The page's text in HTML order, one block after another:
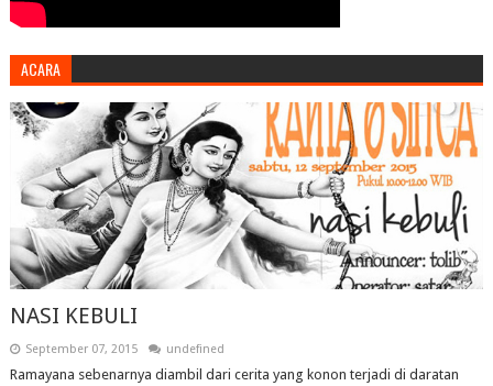
ACARA
NASI KEBULI
September 07, 2015 undefined
Ramayana sebenarnya diambil dari cerita yang konon terjadi di daratan